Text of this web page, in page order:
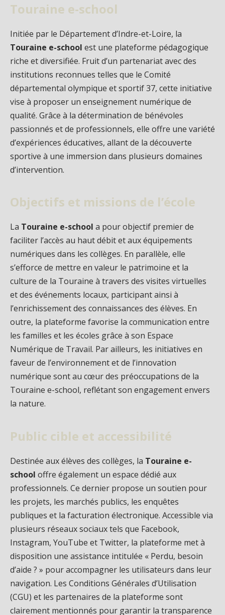
Touraine e-school
Initiée par le Département d’Indre-et-Loire, la
Touraine e-school est une plateforme pédagogique
riche et diversifiée. Fruit d’un partenariat avec des
institutions reconnues telles que le Comité
départemental olympique et sportif 37, cette initiative
vise à proposer un enseignement numérique de
qualité. Grâce à la détermination de bénévoles
passionnés et de professionnels, elle offre une variété
d’expériences éducatives, allant de la découverte
sportive à une immersion dans plusieurs domaines
d’intervention.
Objectifs et missions de l’école
La Touraine e-school a pour objectif premier de
faciliter l’accès au haut débit et aux équipements
numériques dans les collèges. En parallèle, elle
s’efforce de mettre en valeur le patrimoine et la
culture de la Touraine à travers des visites virtuelles
et des événements locaux, participant ainsi à
l’enrichissement des connaissances des élèves. En
outre, la plateforme favorise la communication entre
les familles et les écoles grâce à son Espace
Numérique de Travail. Par ailleurs, les initiatives en
faveur de l’environnement et de l’innovation
numérique sont au cœur des préoccupations de la
Touraine e-school, reflétant son engagement envers
la nature.
Public cible et accessibilité
Destinée aux élèves des collèges, la Touraine e-
school offre également un espace dédié aux
professionnels. Ce dernier propose un soutien pour
les projets, les marchés publics, les enquêtes
publiques et la facturation électronique. Accessible via
plusieurs réseaux sociaux tels que Facebook,
Instagram, YouTube et Twitter, la plateforme met à
disposition une assistance intitulée « Perdu, besoin
d’aide ? » pour accompagner les utilisateurs dans leur
navigation. Les Conditions Générales d’Utilisation
(CGU) et les partenaires de la plateforme sont
clairement mentionnés pour garantir la transparence